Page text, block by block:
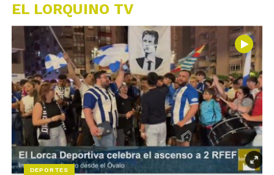
EL LORQUINO TV
DEPORTES